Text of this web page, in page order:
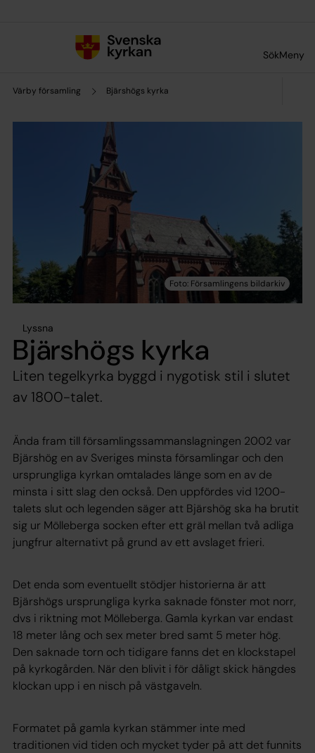
SökMeny
Värby församling Bjärshögs kyrka
Lyssna
Bjärshögs kyrka
Liten tegelkyrka byggd i nygotisk stil i slutet
av 1800-talet.
Ända fram till församlingssammanslagningen 2002 var
Bjärshög en av Sveriges minsta församlingar och den
ursprungliga kyrkan omtalades länge som en av de
minsta i sitt slag den också. Den uppfördes vid 1200-
talets slut och legenden säger att Bjärshög ska ha brutit
sig ur Mölleberga socken efter ett gräl mellan två adliga
jungfrur alternativt på grund av ett avslaget frieri.
Det enda som eventuellt stödjer historierna är att
Bjärshögs ursprungliga kyrka saknade fönster mot norr,
dvs i riktning mot Mölleberga. Gamla kyrkan var endast
18 meter lång och sex meter bred samt 5 meter hög.
Den saknade torn och tidigare fanns det en klockstapel
på kyrkogården. När den blivit i för dåligt skick hängdes
klockan upp i en nisch på västgaveln.
Formatet på gamla kyrkan stämmer inte med
traditionen vid tiden och mycket tyder på att det funnits